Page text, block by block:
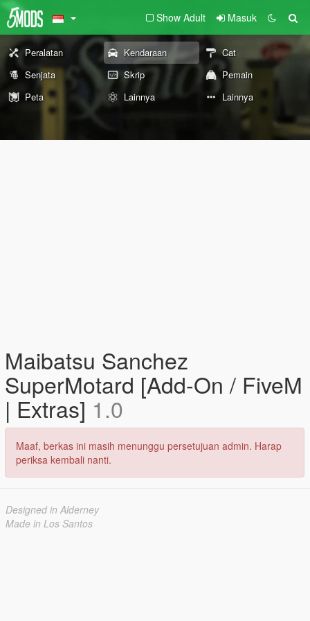
Show Adult Masuk
Peralatan Kendaraan
Cat
Senjata
Skrip
Pemain
Peta
Lainnya Lainnya
Maibatsu Sanchez
SuperMotard [Add-On / FiveM
| Extras] 1.0
Maaf, berkas ini masih menunggu persetujuan admin. Harap
periksa kembali nanti.
Designed in Alderney
Made in Los Santos